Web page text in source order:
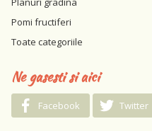
Pomi fructiferi
Toate categoriile
Ne gasesti si aici
Facebook Twitter